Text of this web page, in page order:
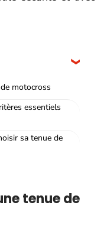
motocross
essentiels
sa tenue de
tenue de